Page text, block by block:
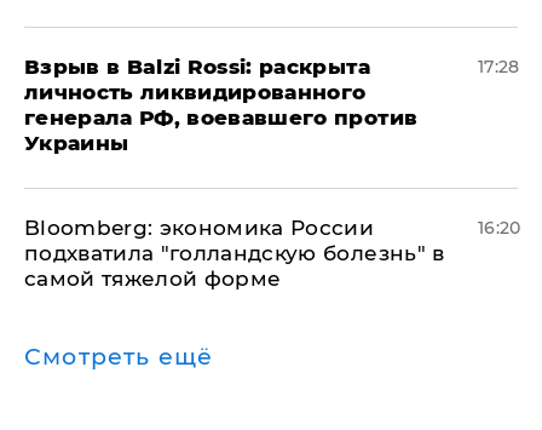
​Взрыв в Balzi Rossi: раскрыта
личность ликвидированного
генерала РФ, воевавшего против
Украины
17:28
Bloomberg: экономика России
подхватила "голландскую болезнь" в
самой тяжелой форме
16:20
Смотреть ещё